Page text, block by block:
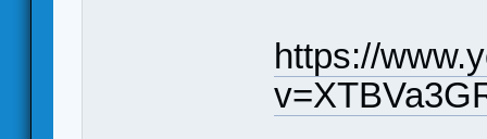
https://